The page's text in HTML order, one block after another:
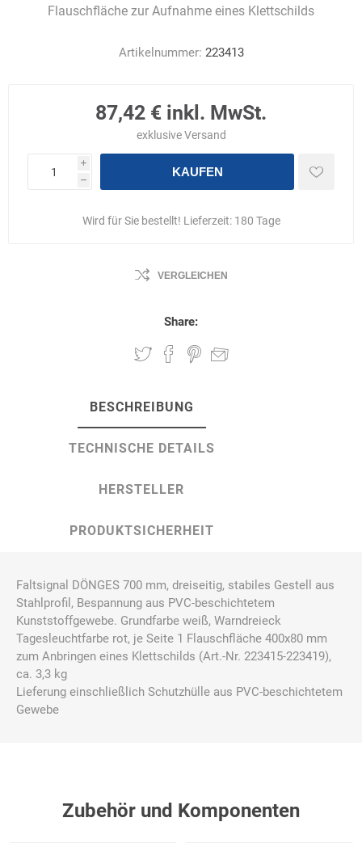
Flauschfläche zur Aufnahme eines Klettschilds
Artikelnummer: 223413
87,42 € inkl. MwSt.
exklusiveVersand
i
h
KAUFEN
Wird für Sie bestellt! Lieferzeit: 180 Tage
VERGLEICHEN
Share:
BESCHREIBUNG
TECHNISCHE DETAILS
HERSTELLER
PRODUKTSICHERHEIT
Faltsignal DÖNGES 700 mm, dreiseitig, stabiles Gestell aus
Stahlprofil, Bespannung aus PVC-beschichtetem
Kunststoffgewebe. Grundfarbe weiß, Warndreieck
Tagesleuchtfarbe rot, je Seite 1 Flauschfläche 400x80 mm
zum Anbringen eines Klettschilds (Art.-Nr. 223415-223419),
ca. 3,3 kg
Lieferung einschließlich Schutzhülle aus PVC-beschichtetem
Gewebe
Zubehör und Komponenten